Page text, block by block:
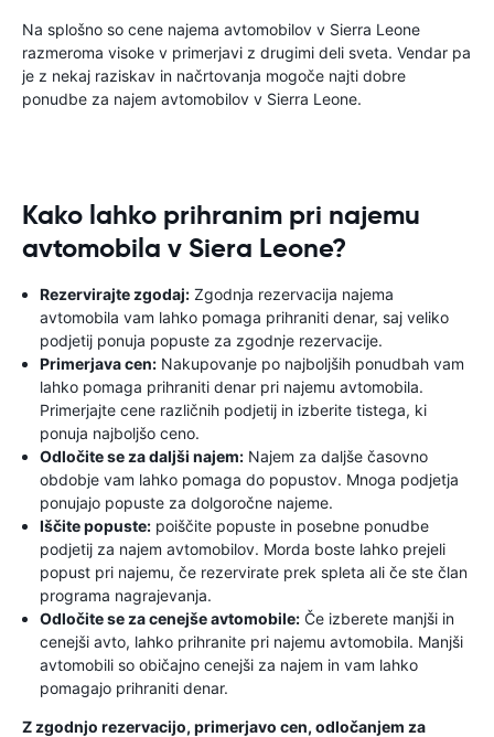
Na splošno so cene najema avtomobilov v Sierra Leone
razmeroma visoke v primerjavi z drugimi deli sveta. Vendar pa
je z nekaj raziskav in načrtovanja mogoče najti dobre
ponudbe za najem avtomobilov v Sierra Leone.
Kako lahko prihranim pri najemu
avtomobila v Siera Leone?
Rezervirajte zgodaj: Zgodnja rezervacija najema
avtomobila vam lahko pomaga prihraniti denar, saj veliko
podjetij ponuja popuste za zgodnje rezervacije.
Primerjava cen: Nakupovanje po najboljših ponudbah vam
lahko pomaga prihraniti denar pri najemu avtomobila.
Primerjajte cene različnih podjetij in izberite tistega, ki
ponuja najboljšo ceno.
Odločite se za daljši najem: Najem za daljše časovno
obdobje vam lahko pomaga do popustov. Mnoga podjetja
ponujajo popuste za dolgoročne najeme.
Iščite popuste: poiščite popuste in posebne ponudbe
podjetij za najem avtomobilov. Morda boste lahko prejeli
popust pri najemu, če rezervirate prek spleta ali če ste član
programa nagrajevanja.
Odločite se za cenejše avtomobile: Če izberete manjši in
cenejši avto, lahko prihranite pri najemu avtomobila. Manjši
avtomobili so običajno cenejši za najem in vam lahko
pomagajo prihraniti denar.
Z zgodnjo rezervacijo, primerjavo cen, odločanjem za